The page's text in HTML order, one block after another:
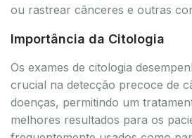
ou rastrear cânceres e outras
Importância da Citologia
Os exames de citologia
crucial na detecção precoce de
doenças, permitindo um
melhores resultados para os